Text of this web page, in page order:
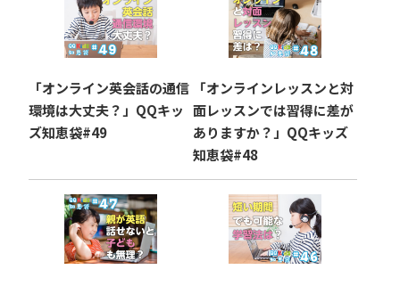
「オンライン英会話の通信
環境は大丈夫？」QQキッ
ズ知恵袋#49
「オンラインレッスンと対
面レッスンでは習得に差が
ありますか？」QQキッズ
知恵袋#48